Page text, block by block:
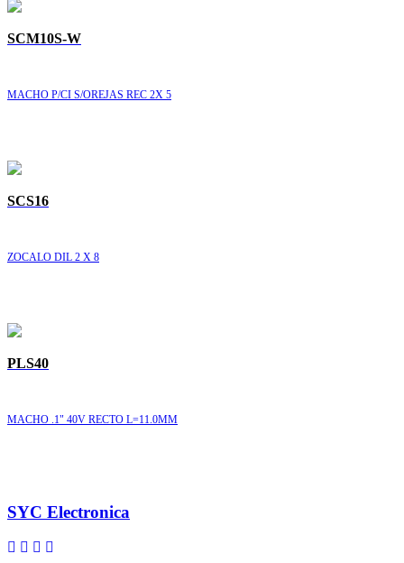
SCM10S-W
MACHO P/CI S/OREJAS REC 2X 5
SCS16
ZOCALO DIL 2 X 8
PLS40
MACHO .1" 40V RECTO L=11.0MM
SYC Electronica